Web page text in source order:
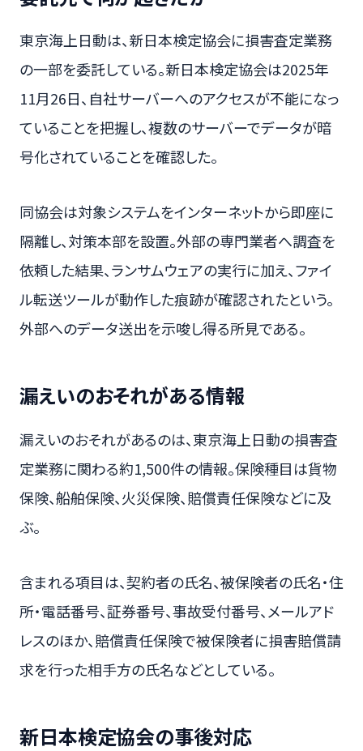
東京海上日動は、新日本検定協会に損害査定業務
の一部を委託している。新日本検定協会は2025年
11月26日、自社サーバーへのアクセスが不能になっ
ていることを把握し、複数のサーバーでデータが暗
号化されていることを確認した。
同協会は対象システムをインターネットから即座に
隔離し、対策本部を設置。外部の専門業者へ調査を
依頼した結果、ランサムウェアの実行に加え、ファイ
ル転送ツールが動作した痕跡が確認されたという。
外部へのデータ送出を示唆し得る所見である。
漏えいのおそれがある情報
漏えいのおそれがあるのは、東京海上日動の損害査
定業務に関わる約1,500件の情報。保険種目は貨物
保険、船舶保険、火災保険、賠償責任保険などに及
ぶ。
含まれる項目は、契約者の氏名、被保険者の氏名・住
所・電話番号、証券番号、事故受付番号、メールアド
レスのほか、賠償責任保険で被保険者に損害賠償請
求を行った相手方の氏名などとしている。
新日本検定協会の事後対応